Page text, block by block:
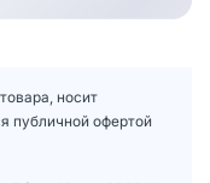
носит
публичной офертой